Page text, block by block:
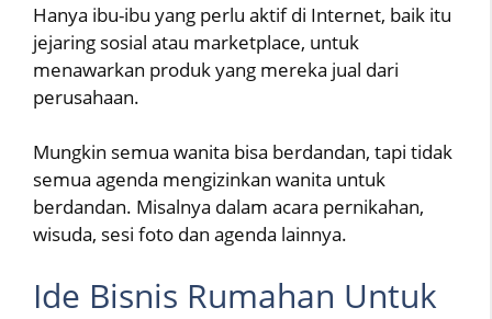
Hanya ibu-ibu yang perlu aktif di Internet, baik itu
jejaring sosial atau marketplace, untuk
menawarkan produk yang mereka jual dari
perusahaan.
Mungkin semua wanita bisa berdandan, tapi tidak
semua agenda mengizinkan wanita untuk
berdandan. Misalnya dalam acara pernikahan,
wisuda, sesi foto dan agenda lainnya.
Ide Bisnis Rumahan Untuk